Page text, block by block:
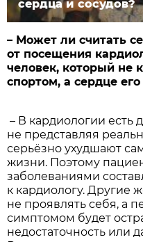
сердца и сосудов?
– Может ли считать
от посещения
человек, который не
спортом, а сердце
– В кардиологии есть
не представляя
серьёзно ухудшают
жизни. Поэтому
заболеваниями
к кардиологу. Другие
не проявлять себя, а
симптомом будет
недостаточность или